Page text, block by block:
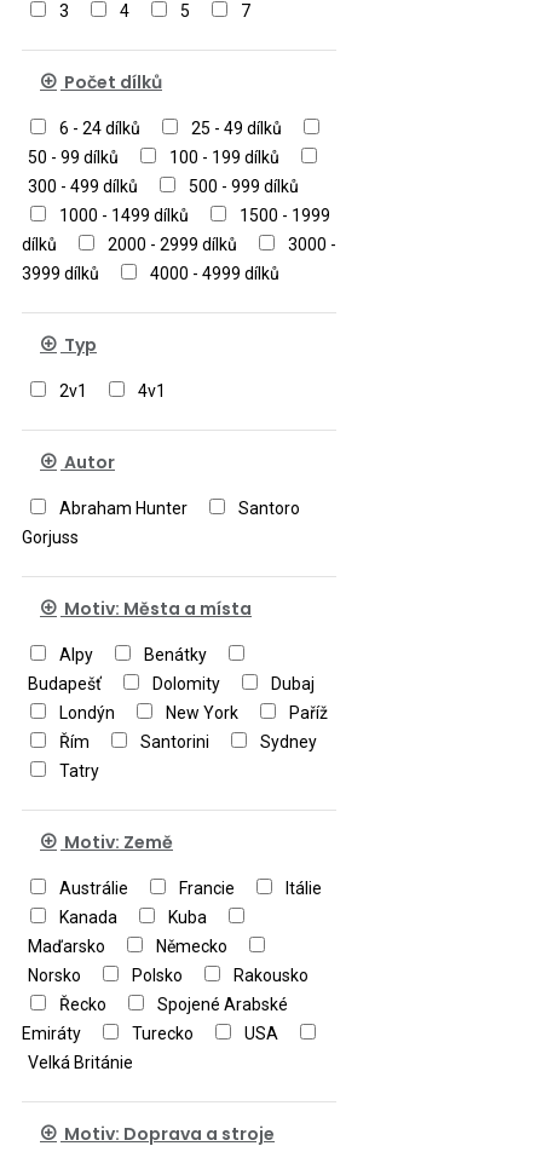
3 4 5 7
Počet dílků
6 - 24 dílků
25 - 49 dílků
50 - 99 dílků
100 - 199 dílků
300 - 499 dílků
500 - 999 dílků
1000 - 1499 dílků
1500 - 1999
dílků
2000 - 2999 dílků
3000 -
3999 dílků
4000 - 4999 dílků
Typ
2v1 4v1
Autor
Abraham Hunter
Santoro
Gorjuss
Motiv: Města a místa
Alpy
Benátky
Budapešť
Dolomity
Dubaj
Londýn
New York
Paříž
Řím
Santorini
Sydney
Tatry
Motiv: Země
Austrálie Francie
Itálie
Kanada
Kuba
Maďarsko
Německo
Norsko
Polsko
Rakousko
Řecko
Spojené Arabské
Emiráty
Turecko
USA
Velká Británie
Motiv: Doprava a stroje